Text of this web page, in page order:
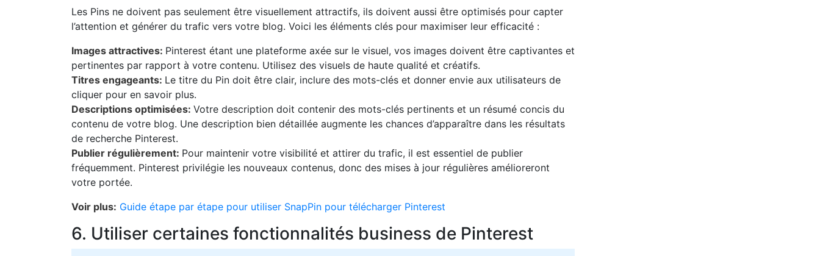
Les Pins ne doivent pas seulement être visuellement attractifs, ils doivent aussi être optimisés pour capter
l’attention et générer du trafic vers votre blog. Voici les éléments clés pour maximiser leur efficacité :
Images attractives: Pinterest étant une plateforme axée sur le visuel, vos images doivent être captivantes et
pertinentes par rapport à votre contenu. Utilisez des visuels de haute qualité et créatifs.
Titres engageants: Le titre du Pin doit être clair, inclure des mots-clés et donner envie aux utilisateurs de
cliquer pour en savoir plus.
Descriptions optimisées: Votre description doit contenir des mots-clés pertinents et un résumé concis du
contenu de votre blog. Une description bien détaillée augmente les chances d’apparaître dans les résultats
de recherche Pinterest.
Publier régulièrement: Pour maintenir votre visibilité et attirer du trafic, il est essentiel de publier
fréquemment. Pinterest privilégie les nouveaux contenus, donc des mises à jour régulières amélioreront
votre portée.
Voir plus: Guide étape par étape pour utiliser SnapPin pour télécharger Pinterest
6. Utiliser certaines fonctionnalités business de Pinterest